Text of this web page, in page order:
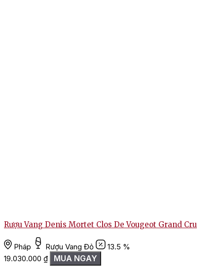
Rượu Vang Denis Mortet Clos De Vougeot Grand Cru
Pháp Rượu Vang Đỏ
13.5 %
19.030.000 ₫ MUA NGAY